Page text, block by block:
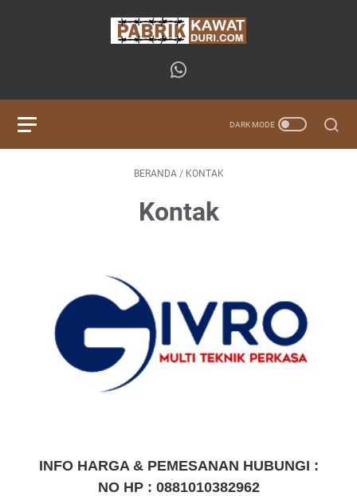
BERANDA / KONTAK
Kontak
INFO HARGA & PEMESANAN HUBUNGI :
NO HP : 0881010382962